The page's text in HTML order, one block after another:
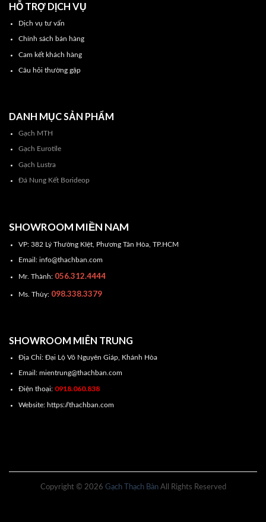
HỖ TRỢ DỊCH VỤ
Dịch vụ tư vấn
Chính sách bán hàng
Cam kết khách hàng
Câu hỏi thường gặp
DANH MỤC SẢN PHẨM
Gạch MTH
Gạch Eurotile
Gạch Lustra
Đá Nung Kết Borideop
SHOWROOM MIỀN NAM
VP: 382 Lý Thường KIệt, Phương Tân Hòa, TP.HCM
Email: info@thachban.com
Mr. Thành:056.312.4444
Ms. Thùy: 098.338.3379
SHOWROOM MIÊN TRUNG
Địa Chỉ: Đại Lộ Võ Nguyên Giáp, Khánh Hòa
Email: mientrung@thachban.com
Điện thoại: 0918.060.838
Website: https://thachban.com
Copyright © 2026 Gạch Thạch BànAll Rights Reserved